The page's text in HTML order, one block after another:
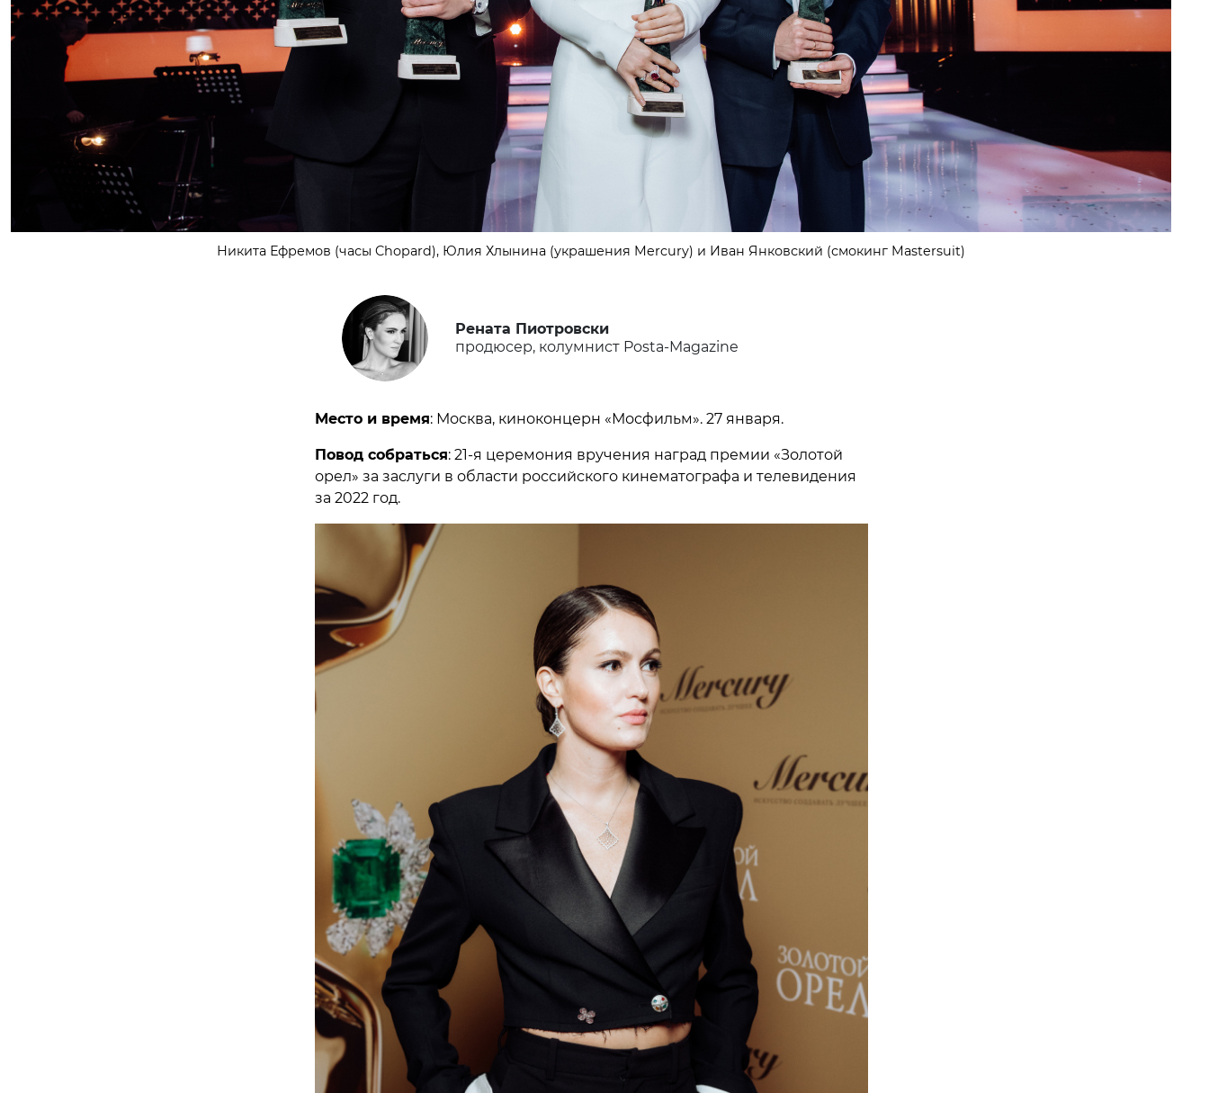
Никита Ефремов (часы Chopard), Юлия Хлынина (украшения Mercury) и Иван Янковский (смокинг Mastersuit)
Рената Пиотровски
продюсер, колумнист Posta-Magazine
Место и время: Москва, киноконцерн «Мосфильм». 27 января.
Повод собраться: 21-я церемония вручения наград премии «Золотой
орел» за заслуги в области российского кинематографа и телевидения
за 2022 год.